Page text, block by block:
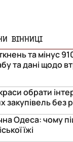
ВІННИЦІ
та мінус
та дані щодо
обрати
закупівель без
Одеса: чому
їжі